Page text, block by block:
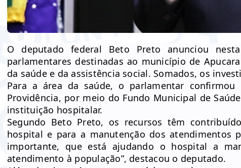
O deputado federal Beto Preto anunciou
parlamentares destinadas ao município de
da saúde e da assistência social. Somados, os
Para a área da saúde, o parlamentar
Providência, por meio do Fundo Municipal de
instituição hospitalar.
Segundo Beto Preto, os recursos têm
hospital e para a manutenção dos atendimentos
importante, que está ajudando o hospital a
atendimento à população”, destacou o deputado.